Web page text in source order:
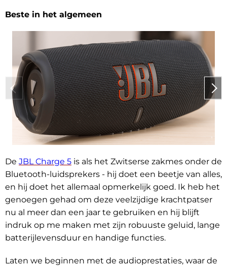
Beste in het algemeen
De JBL Charge 5 is als het Zwitserse zakmes onder de
Bluetooth-luidsprekers - hij doet een beetje van alles,
en hij doet het allemaal opmerkelijk goed. Ik heb het
genoegen gehad om deze veelzijdige krachtpatser
nu al meer dan een jaar te gebruiken en hij blijft
indruk op me maken met zijn robuuste geluid, lange
batterijlevensduur en handige functies.
Laten we beginnen met de audioprestaties, waar de